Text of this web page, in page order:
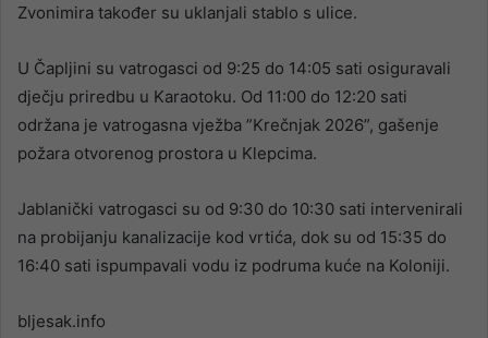
Zvonimira također su uklanjali stablo s ulice.
U Čapljini su vatrogasci od 9:25 do 14:05 sati osiguravali
dječju priredbu u Karaotoku. Od 11:00 do 12:20 sati
održana je vatrogasna vježba ”Krečnjak 2026”, gašenje
požara otvorenog prostora u Klepcima.
Jablanički vatrogasci su od 9:30 do 10:30 sati intervenirali
na probijanju kanalizacije kod vrtića, dok su od 15:35 do
16:40 sati ispumpavali vodu iz podruma kuće na Koloniji.
bljesak.info